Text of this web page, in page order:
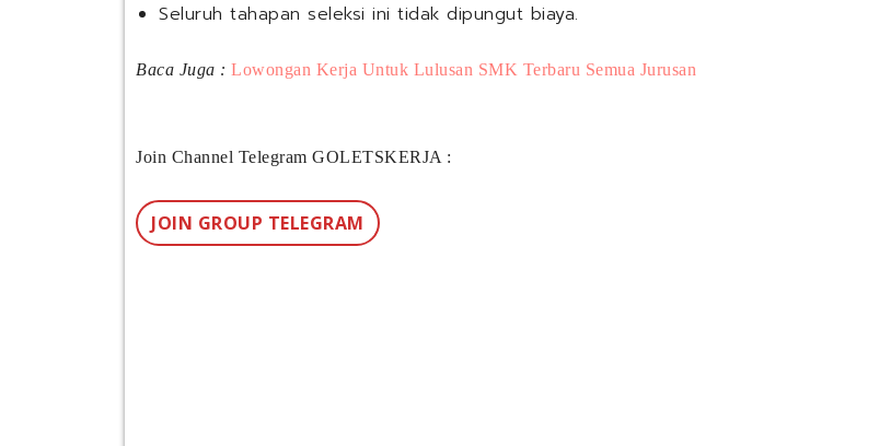
Seluruh tahapan seleksi ini tidak dipungut biaya.
Baca Juga : Lowongan Kerja Untuk Lulusan SMK Terbaru Semua Jurusan
Join Channel Telegram GOLETSKERJA :
JOIN GROUP TELEGRAM